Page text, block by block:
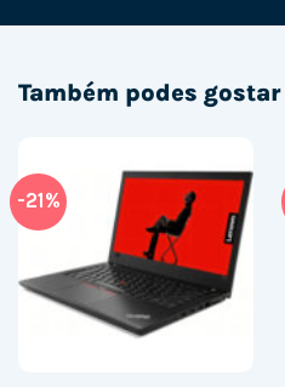
Também podes gostar
-21%